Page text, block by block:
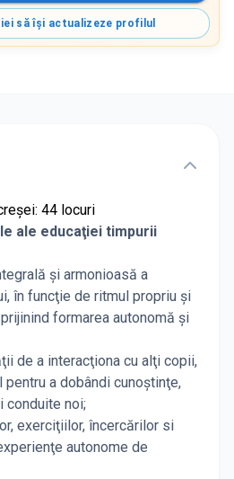
să își actualizeze profilul
44 locuri
ale educaţiei timpurii
şi armonioasă a
în funcţie de ritmul propriu şi
formarea autonomă şi
de a interacţiona cu alţi copii,
a dobândi cunoştinţe,
conduite noi;
exerciţiilor, încercărilor si
autonome de